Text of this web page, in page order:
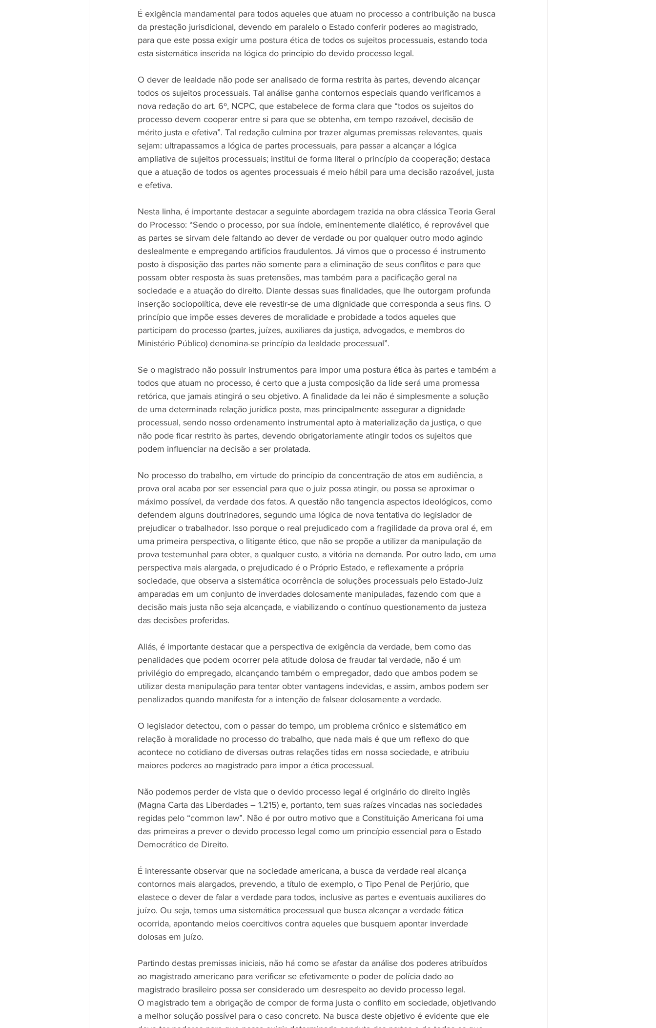
É exigência mandamental para todos aqueles que atuam no processo a contribuição na busca
da prestação jurisdicional, devendo em paralelo o Estado conferir poderes ao magistrado,
para que este possa exigir uma postura ética de todos os sujeitos processuais, estando toda
esta sistemática inserida na lógica do princípio do devido processo legal.
O dever de lealdade não pode ser analisado de forma restrita às partes, devendo alcançar
todos os sujeitos processuais. Tal análise ganha contornos especiais quando verificamos a
nova redação do art. 6º, NCPC, que estabelece de forma clara que “todos os sujeitos do
processo devem cooperar entre si para que se obtenha, em tempo razoável, decisão de
mérito justa e efetiva”. Tal redação culmina por trazer algumas premissas relevantes, quais
sejam: ultrapassamos a lógica de partes processuais, para passar a alcançar a lógica
ampliativa de sujeitos processuais; institui de forma literal o princípio da cooperação; destaca
que a atuação de todos os agentes processuais é meio hábil para uma decisão razoável, justa
e efetiva.
Nesta linha, é importante destacar a seguinte abordagem trazida na obra clássica Teoria Geral
do Processo: “Sendo o processo, por sua índole, eminentemente dialético, é reprovável que
as partes se sirvam dele faltando ao dever de verdade ou por qualquer outro modo agindo
deslealmente e empregando artifícios fraudulentos. Já vimos que o processo é instrumento
posto à disposição das partes não somente para a eliminação de seus conflitos e para que
possam obter resposta às suas pretensões, mas também para a pacificação geral na
sociedade e a atuação do direito. Diante dessas suas finalidades, que lhe outorgam profunda
inserção sociopolítica, deve ele revestir-se de uma dignidade que corresponda a seus fins. O
princípio que impõe esses deveres de moralidade e probidade a todos aqueles que
participam do processo (partes, juízes, auxiliares da justiça, advogados, e membros do
Ministério Público) denomina-se princípio da lealdade processual”.
Se o magistrado não possuir instrumentos para impor uma postura ética às partes e também a
todos que atuam no processo, é certo que a justa composição da lide será uma promessa
retórica, que jamais atingirá o seu objetivo. A finalidade da lei não é simplesmente a solução
de uma determinada relação jurídica posta, mas principalmente assegurar a dignidade
processual, sendo nosso ordenamento instrumental apto à materialização da justiça, o que
não pode ficar restrito às partes, devendo obrigatoriamente atingir todos os sujeitos que
podem influenciar na decisão a ser prolatada.
No processo do trabalho, em virtude do princípio da concentração de atos em audiência, a
prova oral acaba por ser essencial para que o juiz possa atingir, ou possa se aproximar o
máximo possível, da verdade dos fatos. A questão não tangencia aspectos ideológicos, como
defendem alguns doutrinadores, segundo uma lógica de nova tentativa do legislador de
prejudicar o trabalhador. Isso porque o real prejudicado com a fragilidade da prova oral é, em
uma primeira perspectiva, o litigante ético, que não se propõe a utilizar da manipulação da
prova testemunhal para obter, a qualquer custo, a vitória na demanda. Por outro lado, em uma
perspectiva mais alargada, o prejudicado é o Próprio Estado, e reflexamente a própria
sociedade, que observa a sistemática ocorrência de soluções processuais pelo Estado-Juiz
amparadas em um conjunto de inverdades dolosamente manipuladas, fazendo com que a
decisão mais justa não seja alcançada, e viabilizando o contínuo questionamento da justeza
das decisões proferidas.
Aliás, é importante destacar que a perspectiva de exigência da verdade, bem como das
penalidades que podem ocorrer pela atitude dolosa de fraudar tal verdade, não é um
privilégio do empregado, alcançando também o empregador, dado que ambos podem se
utilizar desta manipulação para tentar obter vantagens indevidas, e assim, ambos podem ser
penalizados quando manifesta for a intenção de falsear dolosamente a verdade.
O legislador detectou, com o passar do tempo, um problema crônico e sistemático em
relação à moralidade no processo do trabalho, que nada mais é que um reflexo do que
acontece no cotidiano de diversas outras relações tidas em nossa sociedade, e atribuiu
maiores poderes ao magistrado para impor a ética processual.
Não podemos perder de vista que o devido processo legal é originário do direito inglês
(Magna Carta das Liberdades – 1.215) e, portanto, tem suas raízes vincadas nas sociedades
regidas pelo “common law”. Não é por outro motivo que a Constituição Americana foi uma
das primeiras a prever o devido processo legal como um princípio essencial para o Estado
Democrático de Direito.
É interessante observar que na sociedade americana, a busca da verdade real alcança
contornos mais alargados, prevendo, a título de exemplo, o Tipo Penal de Perjúrio, que
elastece o dever de falar a verdade para todos, inclusive as partes e eventuais auxiliares do
juízo. Ou seja, temos uma sistemática processual que busca alcançar a verdade fática
ocorrida, apontando meios coercitivos contra aqueles que busquem apontar inverdade
dolosas em juízo.
Partindo destas premissas iniciais, não há como se afastar da análise dos poderes atribuídos
ao magistrado americano para verificar se efetivamente o poder de polícia dado ao
magistrado brasileiro possa ser considerado um desrespeito ao devido processo legal.
O magistrado tem a obrigação de compor de forma justa o conflito em sociedade, objetivando
a melhor solução possível para o caso concreto. Na busca deste objetivo é evidente que ele